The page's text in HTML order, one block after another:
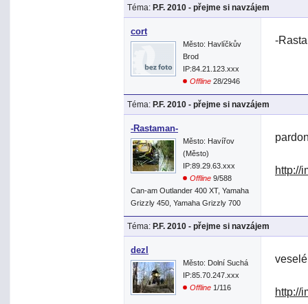
Téma: P.F. 2010 - přejme si navzájem
cort
Město: Havlíčkův
Brod
IP:84.21.123.xxx
Offline 28/2946
-
Téma: P.F. 2010 - přejme si navzájem
-Rastaman-
Město: Havířov
(Město)
IP:89.29.63.xxx
Offline 9/588
Can-am Outlander 400 XT, Yamaha
Grizzly 450, Yamaha Grizzly 700
http://
Téma: P.F. 2010 - přejme si navzájem
dezl
Město: Dolní Suchá
IP:85.70.247.xxx
Offline 1/116 http://